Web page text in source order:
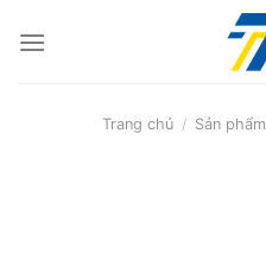
Trang chủ / Sản phẩm